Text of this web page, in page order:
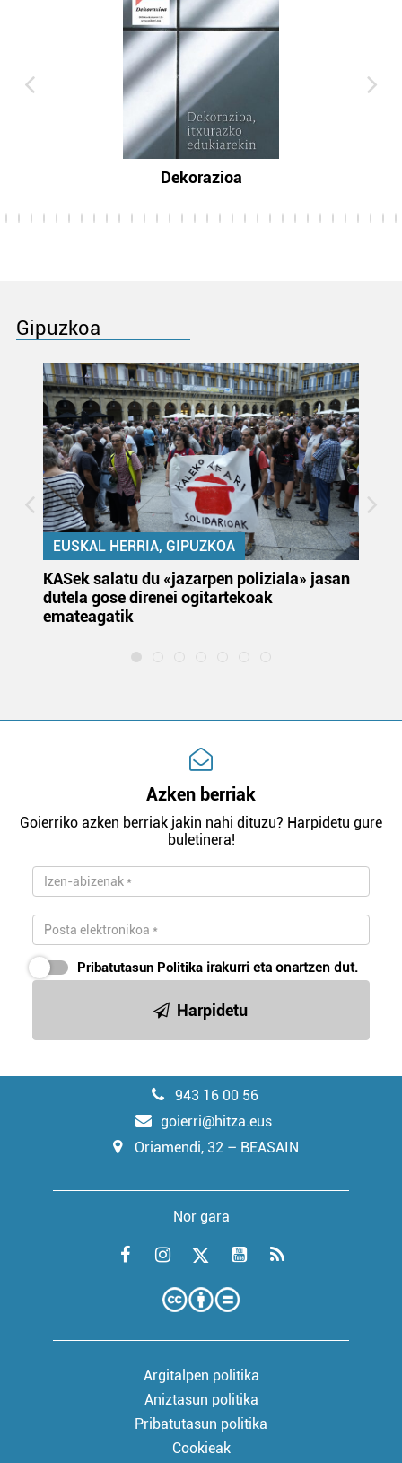
Dekorazioa
Gipuzkoa
EUSKAL HERRIA, GIPUZKOA
KASek salatu du «jazarpen poliziala» jasan
dutela gose direnei ogitartekoak
emateagatik
Azken berriak
Goierriko azken berriak jakin nahi dituzu? Harpidetu gure
buletinera!
Pribatutasun Politika irakurri eta onartzen dut.
Harpidetu
943 16 00 56
goierri@hitza.eus
Oriamendi, 32 – BEASAIN
Nor gara
Argitalpen politika
Aniztasun politika
Pribatutasun politika
Cookieak